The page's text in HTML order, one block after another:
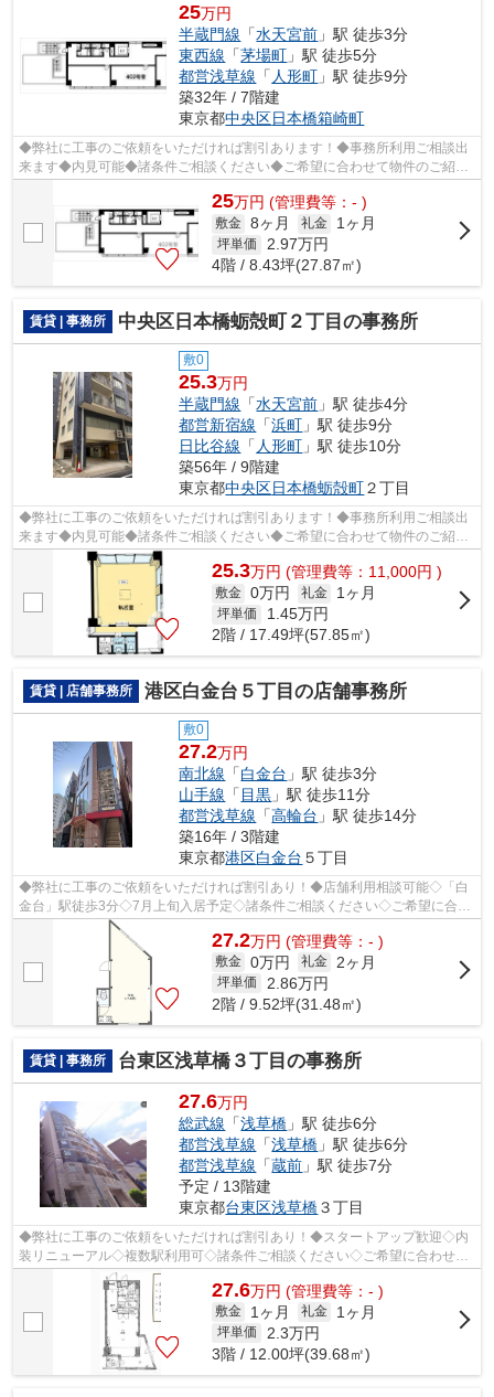
25万円
半蔵門線 「水天宮前 」駅 徒歩3分
東西線 「茅場町 」駅 徒歩5分
都営浅草線 「 人形町 」駅 徒歩9分
築32年 / 7階建
東京都中央区日本橋箱崎町
◆弊社に工事のご依頼をいただければ割引あります！◆事務所利用ご相談出
来ます◆内見可能◆諸条件ご相談ください◆ご希望に合わせて物件のご紹介
25万円 (管理費等：- )
敷金 8ヶ月 礼金 1ヶ月
坪単価 2.97万円
4階 / 8.43坪(27.87㎡)
賃貸 | 事務所 中央区日本橋蛎殻町２丁目の事務所
敷0
25.3万円
半蔵門線 「水天宮前 」駅 徒歩4分
都営新宿線 「浜町 」駅 徒歩9分
日比谷線 「 人形町 」駅 徒歩10分
築56年 / 9階建
東京都中央区日本橋蛎殻町２丁目
◆弊社に工事のご依頼をいただければ割引あります！◆事務所利用ご相談出
来ます◆内見可能◆諸条件ご相談ください◆ご希望に合わせて物件のご紹介
可能です◆業種・ご希望条件等お気軽にお問...
25.3万円 (管理費等：11,000円 )
敷金 0万円 礼金 1ヶ月
坪単価 1.45万円
2階 / 17.49坪(57.85㎡)
賃貸 | 店舗事務所 港区白金台５丁目の店舗事務所
敷0
27.2万円
南北線 「白金台 」駅 徒歩3分
山手線 「 目黒 」駅 徒歩11分
都営浅草線 「高輪台 」駅 徒歩14分
築16年 / 3階建
東京都港区白金台 ５丁目
◆弊社に工事のご依頼をいただければ割引あり！◆店舗利用相談可能◇「白
金台」駅徒歩3分◇7月上旬入居予定◇諸条件ご相談ください◇ご希望に合わ
せて物件のご提案が可能です◇お気軽にお問い...
27.2万円 (管理費等：- )
敷金 0万円 礼金 2ヶ月
坪単価 2.86万円
2階 / 9.52坪(31.48㎡)
賃貸 | 事務所 台東区浅草橋３丁目の事務所
27.6万円
総武線 「浅草橋 」駅 徒歩6分
都営浅草線 「浅草橋 」駅 徒歩6分
都営浅草線 「蔵前 」駅 徒歩7分
予定 / 13階建
東京都台東区浅草橋３丁目
◆弊社に工事のご依頼をいただければ割引あり！◆スタートアップ歓迎◇内
装リニューアル◇複数駅利用可◇諸条件ご相談ください◇ご希望に合わせて
物件のご提案が可能です◇お気軽にお問い合わ...
27.6万円 (管理費等：- )
敷金 1ヶ月 礼金 1ヶ月
坪単価 2.3万円
3階 / 12.00坪(39.68㎡)